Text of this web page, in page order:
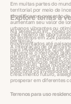
Em muitas partes do
territorial por meio de
simplificam o processo
aumentam seu valor de
urbanos vibrantes ou
está repleto de
perspicaz.
A integração de práticas
influencia o mercado
benefícios ambientais,
sustentável. Essa
posiciona os investidores
Explore terras à
Na VelesClub Int., nosso
de terrenos em 224
movimentados até
para investidores. Quer
garantir uma localização
nossos anúncios
Cada propriedade é
crescimento futuro,
prosperar em diferentes
Terrenos para uso